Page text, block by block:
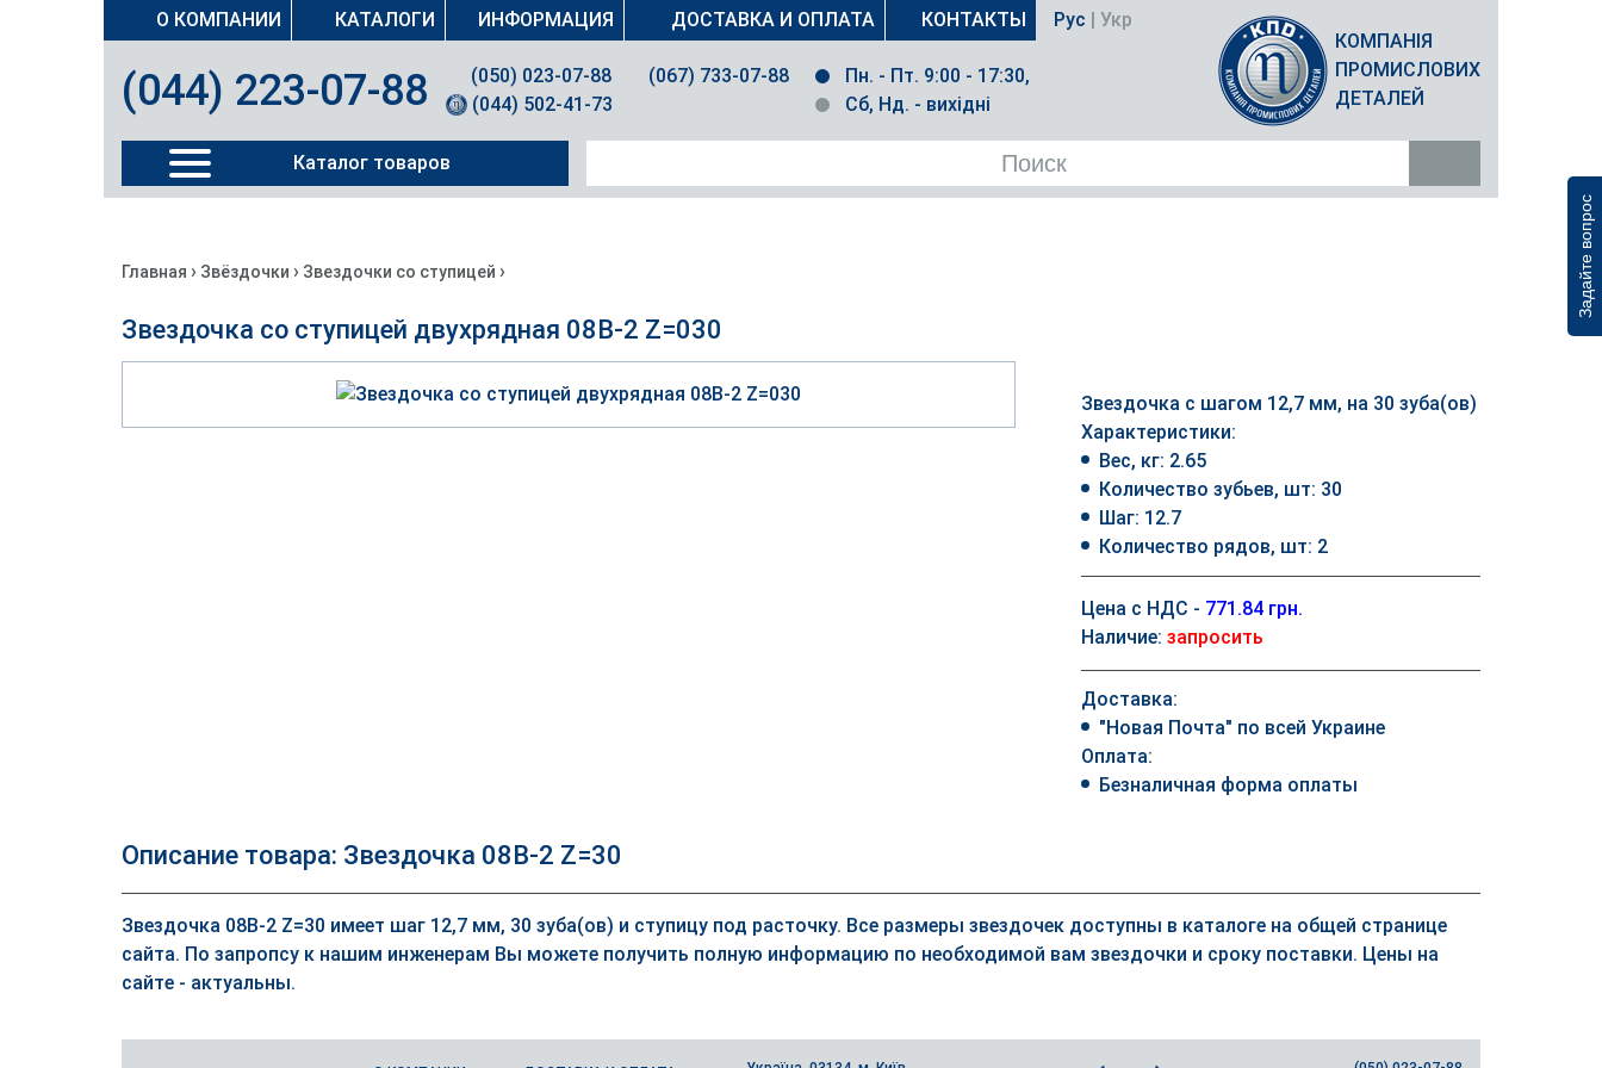
Задайте вопрос
О КОМПАНИИ КАТАЛОГИ ИНФОРМАЦИЯ ДОСТАВКА И ОПЛАТА КОНТАКТЫ Рус | Укр
(044) 223-07-88 (050) 023-07-88
(067) 733-07-88
(044) 502-41-73
Пн. - Пт. 9:00 - 17:30,
Сб, Нд. - вихідні
КОМПАНІЯ
ПРОМИСЛОВИХ
ДЕТАЛЕЙ
Каталог товаров
Главная › Звёздочки › Звездочки со ступицей ›
Звездочка со ступицей двухрядная 08B-2 Z=030
Звездочка с шагом 12,7 мм, на 30 зуба(ов)
Характеристики:
Вес, кг: 2.65
Количество зубьев, шт: 30
Шаг: 12.7
Количество рядов, шт: 2
Цена с НДС - 771.84 грн.
Наличие: запросить
Доставка:
"Новая Почта" по всей Украине
Оплата:
Безналичная форма оплаты
Описание товара: Звездочка 08B-2 Z=30
Звездочка 08B-2 Z=30 имеет шаг 12,7 мм, 30 зуба(ов) и ступицу под расточку. Все размеры звездочек доступны в каталоге на общей странице
сайта. По запропсу к нашим инженерам Вы можете получить полную информацию по необходимой вам звездочки и сроку поставки. Цены на
сайте - актуальны.